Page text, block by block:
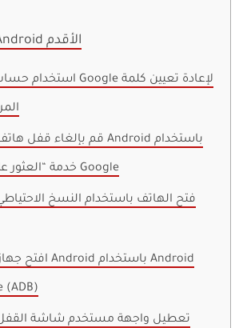
لأجهزة Android الأقدم
خدمة “العثور على جهازي” من Google
(ADB)
5. تعطيل واجهة مستخدم شاشة